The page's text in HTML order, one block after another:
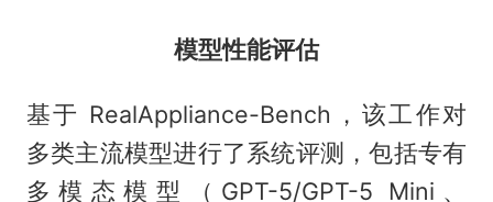
模型性能评估
基于 RealAppliance-Bench，该工作对
多类主流模型进行了系统评测，包括专有
多模态模型（GPT-5/GPT-5 Mini、